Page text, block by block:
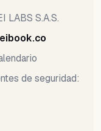
LABS S.A.S.
de seguridad: